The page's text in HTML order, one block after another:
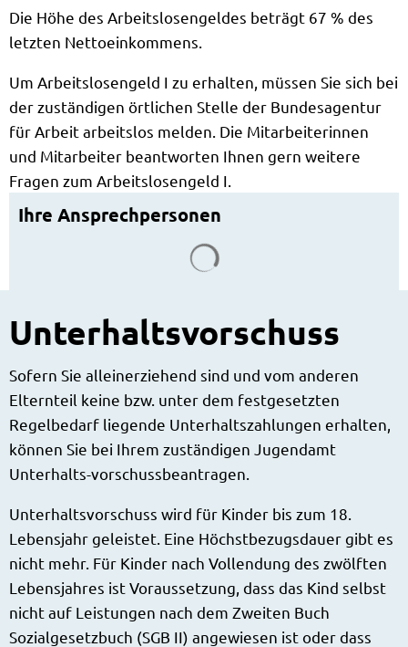
Die Höhe des Arbeitslosengeldes beträgt 67 % des
letzten Nettoeinkommens.
Um Arbeitslosengeld I zu erhalten, müssen Sie sich bei
der zuständigen örtlichen Stelle der Bundesagentur
für Arbeit arbeitslos melden. Die Mitarbeiterinnen
und Mitarbeiter beantworten Ihnen gern weitere
Fragen zum Arbeitslosengeld I.
Ihre Ansprechpersonen
Unterhaltsvorschuss
Sofern Sie alleinerziehend sind und vom anderen
Elternteil keine bzw. unter dem festgesetzten
Regelbedarf liegende Unterhaltszahlungen erhalten,
können Sie bei Ihrem zuständigen Jugendamt
Unterhalts-vorschussbeantragen.
Unterhaltsvorschuss wird für Kinder bis zum 18.
Lebensjahr geleistet. Eine Höchstbezugsdauer gibt es
nicht mehr. Für Kinder nach Vollendung des zwölften
Lebensjahres ist Voraussetzung, dass das Kind selbst
nicht auf Leistungen nach dem Zweiten Buch
Sozialgesetzbuch (SGB II) angewiesen ist oder dass